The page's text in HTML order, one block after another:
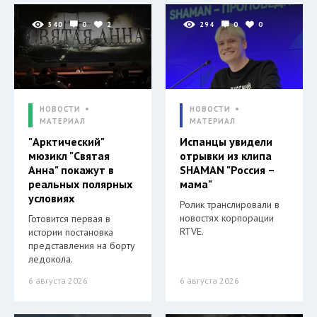
540 0 2
НОВОСТИ
МАТЕРИАЛ
"Арктический"
мюзикл "Святая
Анна" покажут в
реальных полярных
условиях
Готовится первая в
истории постановка
представления на борту
ледокола.
6 августа 2026
294 0 0
НОВОСТИ
МАТЕРИАЛ
Испанцы увидели
отрывки из клипа
SHAMAN "Россия –
мама"
Ролик транслировали в
новостях корпорации
RTVE.
6 августа 2026